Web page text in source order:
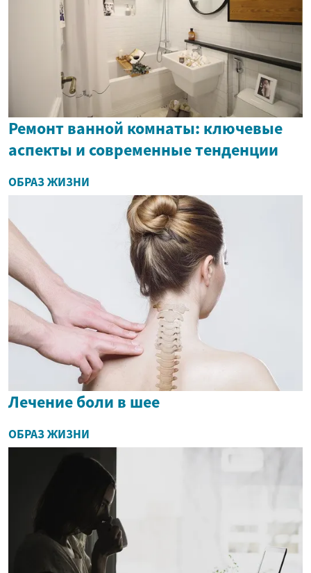
Ремонт ванной комнаты: ключевые
аспекты и современные тенденции
ОБРАЗ ЖИЗНИ
Лечение боли в шее
ОБРАЗ ЖИЗНИ